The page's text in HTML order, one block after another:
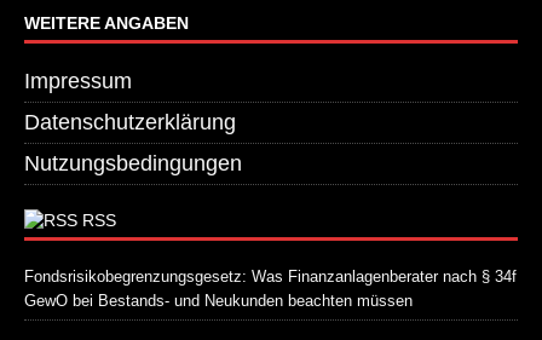
WEITERE ANGABEN
Impressum
Datenschutzerklärung
Nutzungsbedingungen
RSS
Fondsrisikobegrenzungsgesetz: Was Finanzanlagenberater nach § 34f
GewO bei Bestands- und Neukunden beachten müssen